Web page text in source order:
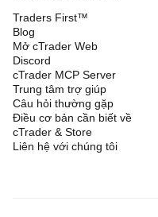
Traders First™
Blog
Mở cTrader Web
Discord
cTrader MCP Server
Trung tâm trợ giúp
Câu hỏi thường gặp
Điều cơ bản cần biết về
cTrader & Store
Liên hệ với chúng tôi